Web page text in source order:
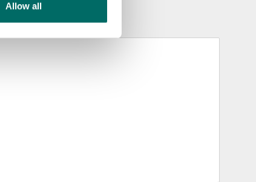
Allow all